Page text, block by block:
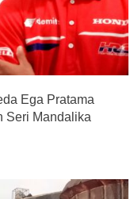
Ega Pratama
Seri Mandalika